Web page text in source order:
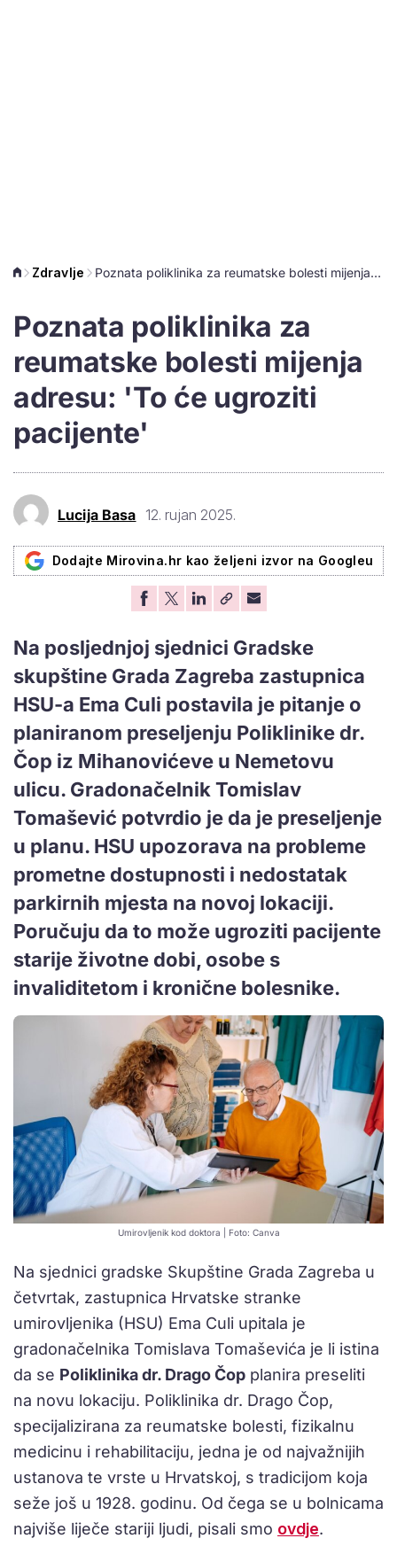
Zdravlje Poznata poliklinika za reumatske bolesti mijenja adresu: 'To će ugroziti pacijente'
Poznata poliklinika za
reumatske bolesti mijenja
adresu: 'To će ugroziti
pacijente'
Lucija Basa 12. rujan 2025.
Dodajte Mirovina.hr kao željeni izvor na Googleu
Na posljednjoj sjednici Gradske
skupštine Grada Zagreba zastupnica
HSU-a Ema Culi postavila je pitanje o
planiranom preseljenju Poliklinike dr.
Čop iz Mihanovićeve u Nemetovu
ulicu. Gradonačelnik Tomislav
Tomašević potvrdio je da je preseljenje
u planu. HSU upozorava na probleme
prometne dostupnosti i nedostatak
parkirnih mjesta na novoj lokaciji.
Poručuju da to može ugroziti pacijente
starije životne dobi, osobe s
invaliditetom i kronične bolesnike.
Umirovljenik kod doktora | Foto: Canva
Na sjednici gradske Skupštine Grada Zagreba u
četvrtak, zastupnica Hrvatske stranke
umirovljenika (HSU) Ema Culi upitala je
gradonačelnika Tomislava Tomaševića je li istina
da se Poliklinika dr. Drago Čop planira preseliti
na novu lokaciju. Poliklinika dr. Drago Čop,
specijalizirana za reumatske bolesti, fizikalnu
medicinu i rehabilitaciju, jedna je od najvažnijih
ustanova te vrste u Hrvatskoj, s tradicijom koja
seže još u 1928. godinu. Od čega se u bolnicama
najviše liječe stariji ljudi, pisali smo ovdje.